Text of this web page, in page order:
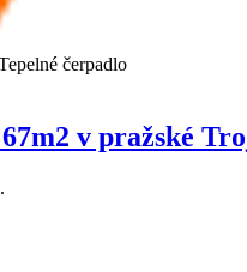
čerpadlo
v pražské